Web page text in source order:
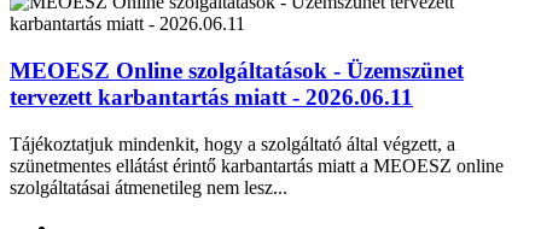
MEOESZ Online szolgáltatások - Üzemszünet
tervezett karbantartás miatt - 2026.06.11
Tájékoztatjuk mindenkit, hogy a szolgáltató által végzett, a
szünetmentes ellátást érintő karbantartás miatt a MEOESZ online
szolgáltatásai átmenetileg nem lesz...